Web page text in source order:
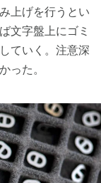
上げを行うとい
文字盤上にゴミ
ていく。注意深
った。